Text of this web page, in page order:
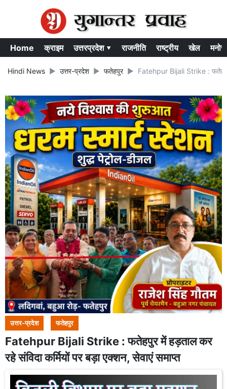
Home क्राइम उत्तरप्रदेश ▾ राजनीति राष्ट्रीय खेल
Hindi News उत्तर-प्रदेश फतेहपुर Fatehpur Bijali Strike : फतेहपुर
उत्तर-प्रदेश फतेहपुर
Fatehpur Bijali Strike : फतेहपुर में हड़ताल कर
रहे संविदा कर्मियों पर बड़ा एक्शन, सेवाएं समाप्त